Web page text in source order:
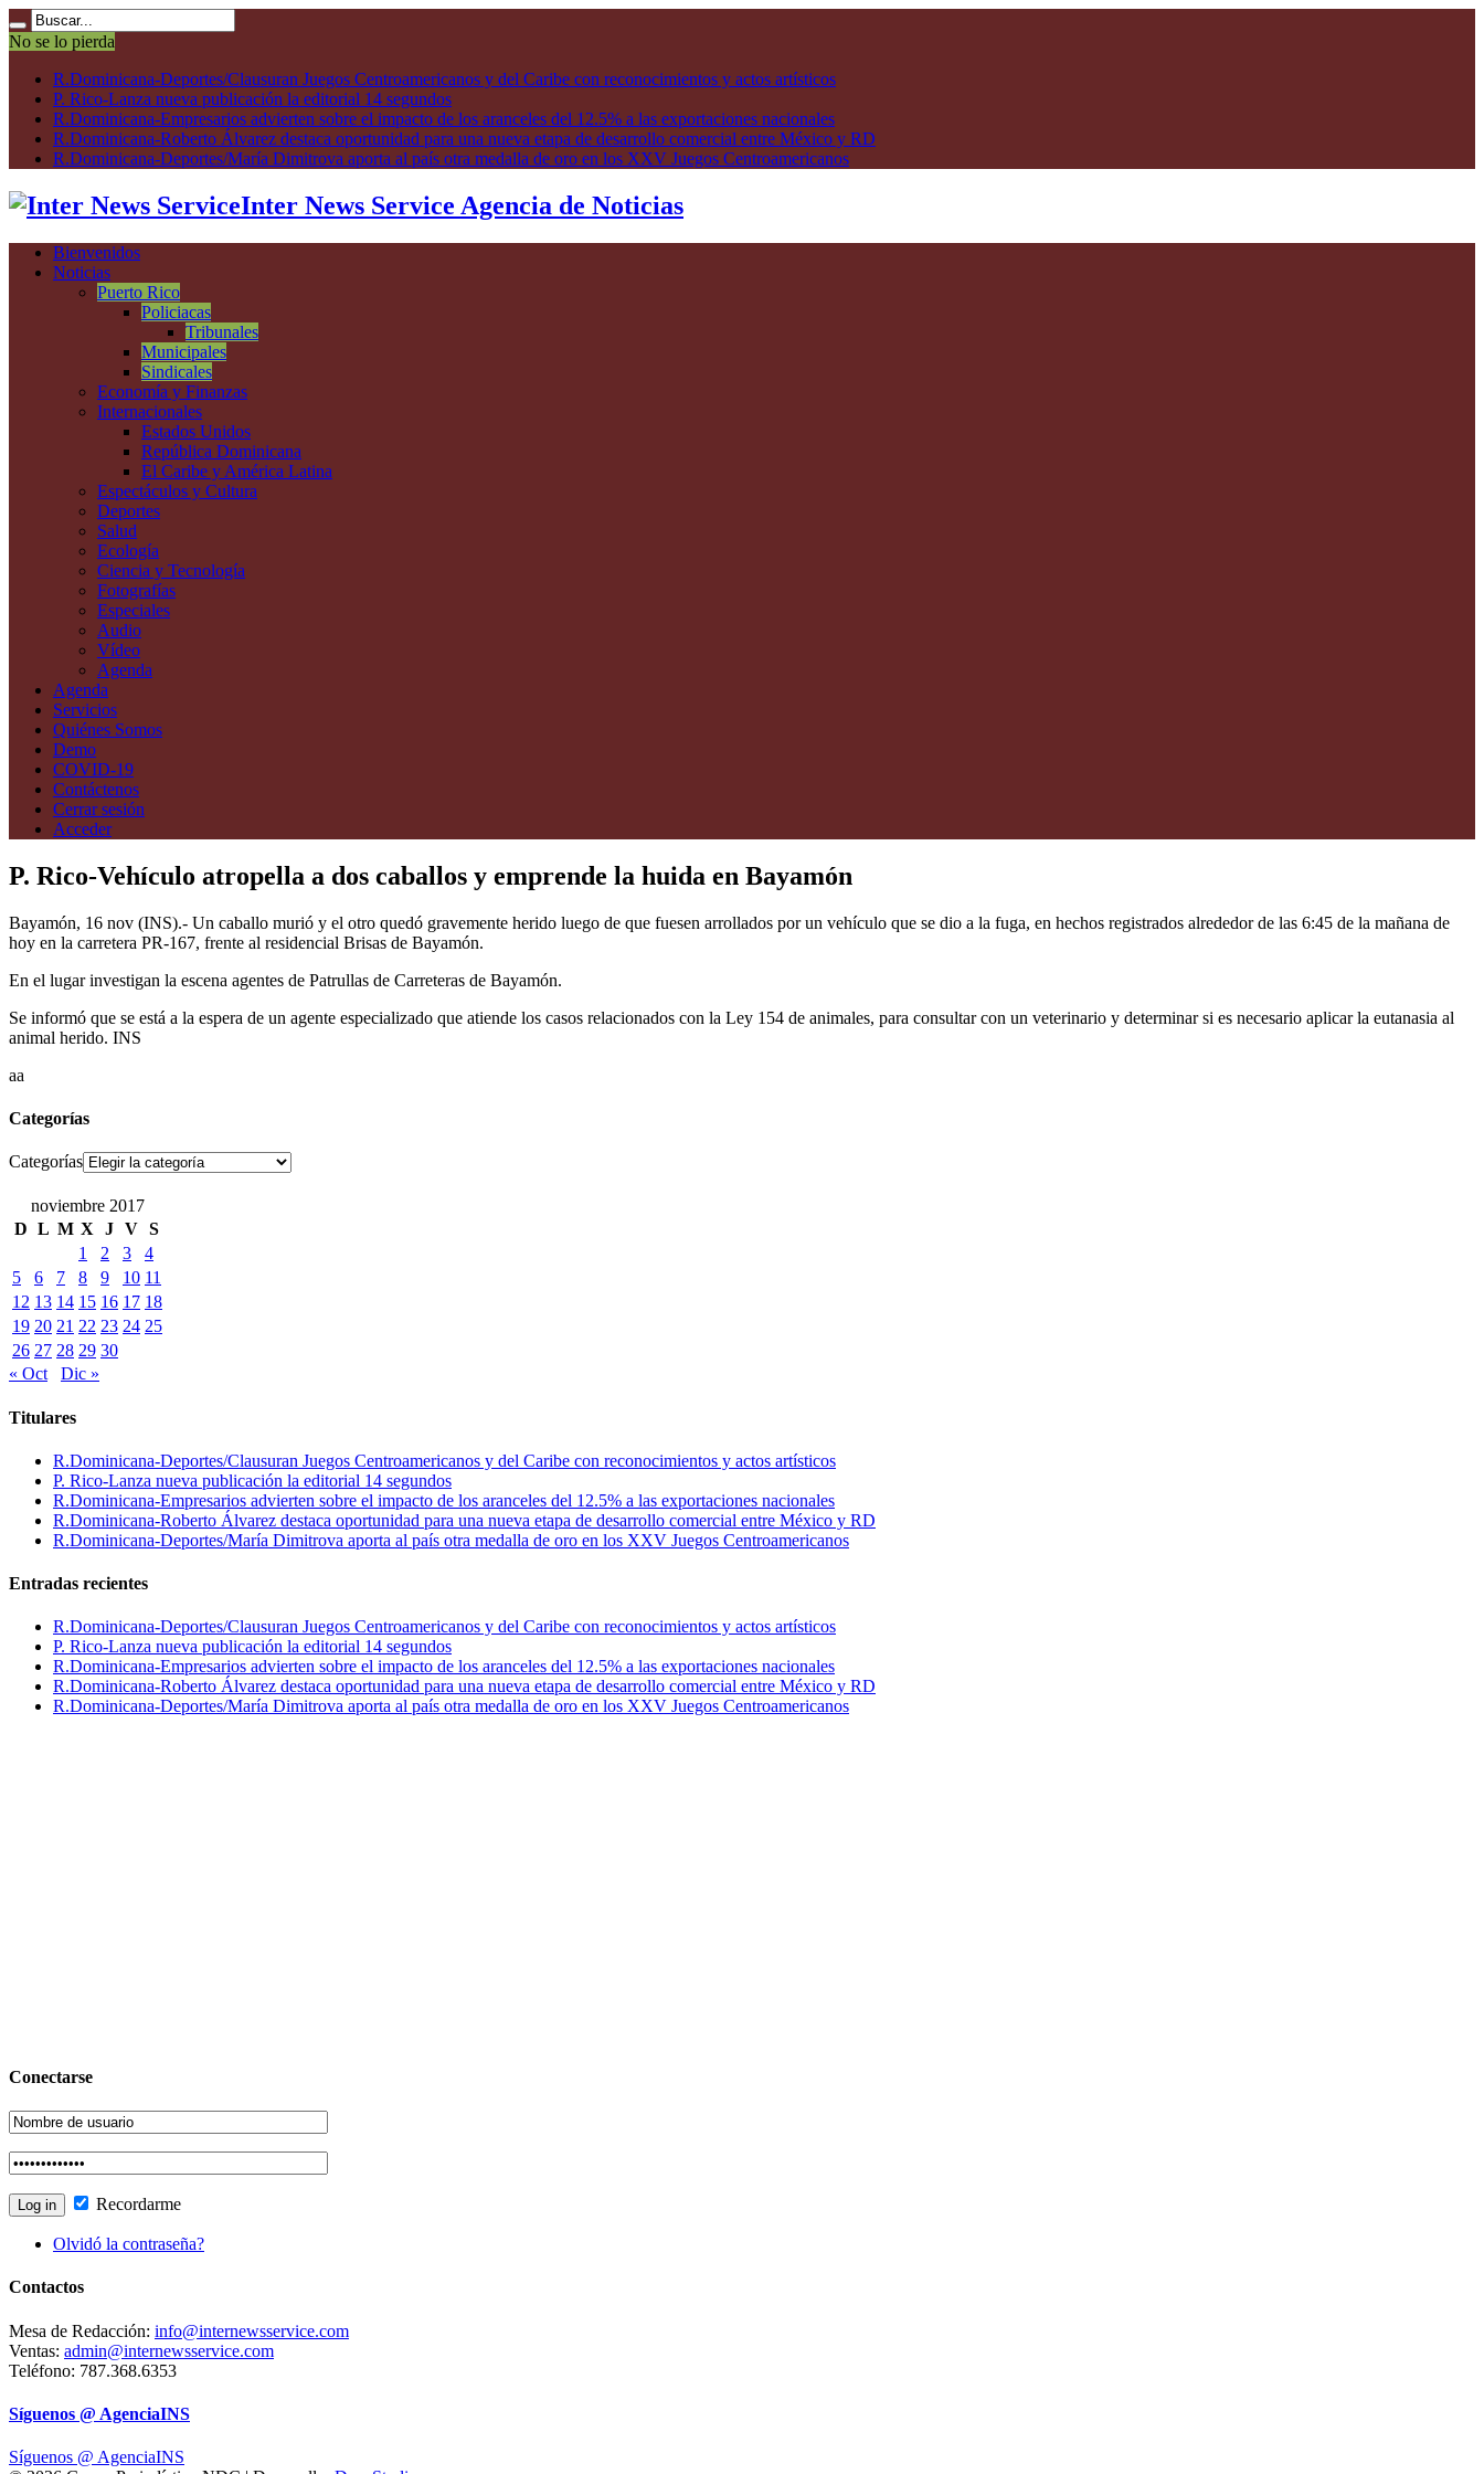
No se lo pierda
R.Dominicana-Deportes/Clausuran Juegos Centroamericanos y del Caribe con reconocimientos y actos artísticos
P. Rico-Lanza nueva publicación la editorial 14 segundos
R.Dominicana-Empresarios advierten sobre el impacto de los aranceles del 12.5% a las exportaciones nacionales
R.Dominicana-Roberto Álvarez destaca oportunidad para una nueva etapa de desarrollo comercial entre México y RD
R.Dominicana-Deportes/María Dimitrova aporta al país otra medalla de oro en los XXV Juegos Centroamericanos
Inter News Service Agencia de Noticias
Bienvenidos
Noticias
Puerto Rico
Policiacas
Tribunales
Municipales
Sindicales
Economía y Finanzas
Internacionales
Estados Unidos
República Dominicana
El Caribe y América Latina
Espectáculos y Cultura
Deportes
Salud
Ecología
Ciencia y Tecnología
Fotografías
Especiales
Audio
Vídeo
Agenda
Agenda
Servicios
Quiénes Somos
Demo
COVID-19
Contáctenos
Cerrar sesión
Acceder
P. Rico-Vehículo atropella a dos caballos y emprende la huida en Bayamón
Bayamón, 16 nov (INS).- Un caballo murió y el otro quedó gravemente herido luego de que fuesen arrollados por un vehículo que se dio a la fuga, en hechos registrados alrededor de las 6:45 de la mañana de
hoy en la carretera PR-167, frente al residencial Brisas de Bayamón.
En el lugar investigan la escena agentes de Patrullas de Carreteras de Bayamón.
Se informó que se está a la espera de un agente especializado que atiende los casos relacionados con la Ley 154 de animales, para consultar con un veterinario y determinar si es necesario aplicar la eutanasia al
animal herido. INS
aa
Categorías
Categorías
noviembre 2017
D L M X J V S
1
2 3
4
5
6 7 8 9 10 11
12 13 14 15 16 17 18
19 20 21 22 23 24 25
26 27 28 29 30
« Oct
Dic »
Titulares
R.Dominicana-Deportes/Clausuran Juegos Centroamericanos y del Caribe con reconocimientos y actos artísticos
P. Rico-Lanza nueva publicación la editorial 14 segundos
R.Dominicana-Empresarios advierten sobre el impacto de los aranceles del 12.5% a las exportaciones nacionales
R.Dominicana-Roberto Álvarez destaca oportunidad para una nueva etapa de desarrollo comercial entre México y RD
R.Dominicana-Deportes/María Dimitrova aporta al país otra medalla de oro en los XXV Juegos Centroamericanos
Entradas recientes
R.Dominicana-Deportes/Clausuran Juegos Centroamericanos y del Caribe con reconocimientos y actos artísticos
P. Rico-Lanza nueva publicación la editorial 14 segundos
R.Dominicana-Empresarios advierten sobre el impacto de los aranceles del 12.5% a las exportaciones nacionales
R.Dominicana-Roberto Álvarez destaca oportunidad para una nueva etapa de desarrollo comercial entre México y RD
R.Dominicana-Deportes/María Dimitrova aporta al país otra medalla de oro en los XXV Juegos Centroamericanos
Conectarse
Recordarme
Olvidó la contraseña?
Contactos
Mesa de Redacción: info@internewsservice.com
Ventas: admin@internewsservice.com
Teléfono: 787.368.6353
Síguenos @ AgenciaINS
Síguenos @ AgenciaINS